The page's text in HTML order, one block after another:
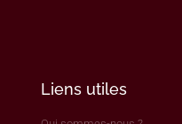
Liens utiles